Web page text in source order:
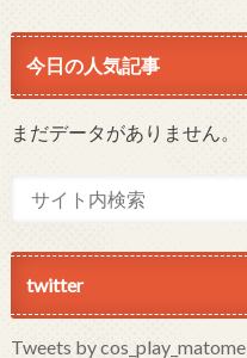
今日の人気記事
まだデータがありません。
twitter
Tweets by cos_play_matome